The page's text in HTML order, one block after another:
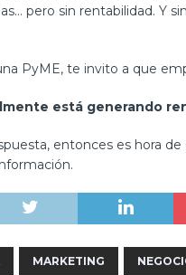
pero sin rentabilidad. Y
PyME, te invito a que
está generando
entonces es hora
MARKETING